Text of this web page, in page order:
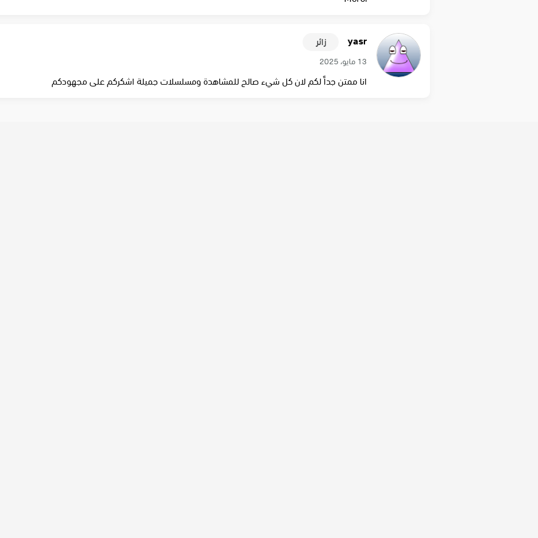
yasr زائر
13 مايو، 2025
انا ممتن جداً لكم لان كل شيء صالح للمشاهدة ومسلسلات جميلة اشكركم على مجهودكم